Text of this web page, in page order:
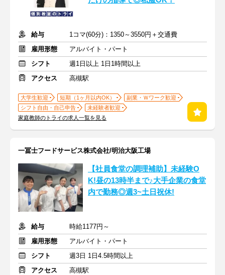
給与
1コマ(60分)：1350～3550円＋交通費
雇用形態
アルバイト・パート
シフト
週1日以上 1日1時間以上
アクセス
高槻駅
大学生歓迎 短期（1ヶ月以内OK）
副業・Ｗワーク歓迎
シフト自由・自己申告
未経験者歓迎
家庭教師のトライの求人一覧を見る
一冨士フードサービス株式会社/明治大阪工場
【社員食堂の調理補助】未経験O
K!昼の13時半まで♪大手企業の食堂
内で勤務◎週3~土日祝休!
給与
時給1177円～
雇用形態
アルバイト・パート
シフト
週3日 1日4.5時間以上
アクセス
高槻駅